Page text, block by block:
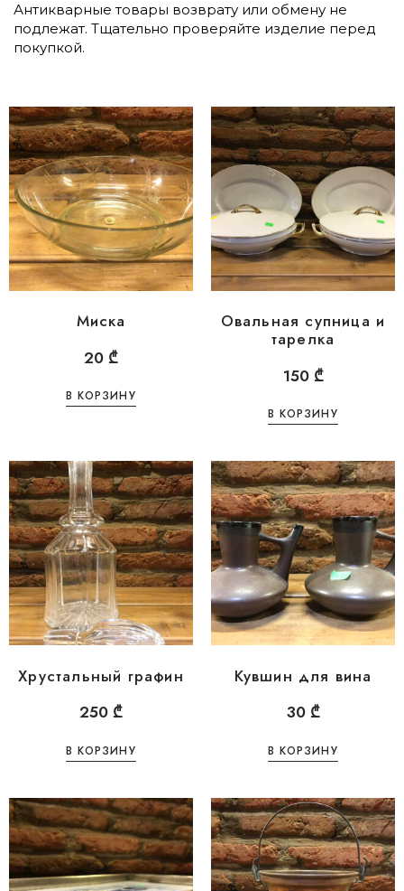
Антикварные товары возврату или обмену не
подлежат. Тщательно проверяйте изделие перед
покупкой.
Миска
20 ₾
В КОРЗИНУ
Овальная супница и
тарелка
150 ₾
В КОРЗИНУ
Хрустальный графин
250 ₾
В КОРЗИНУ
Кувшин для вина
30 ₾
В КОРЗИНУ